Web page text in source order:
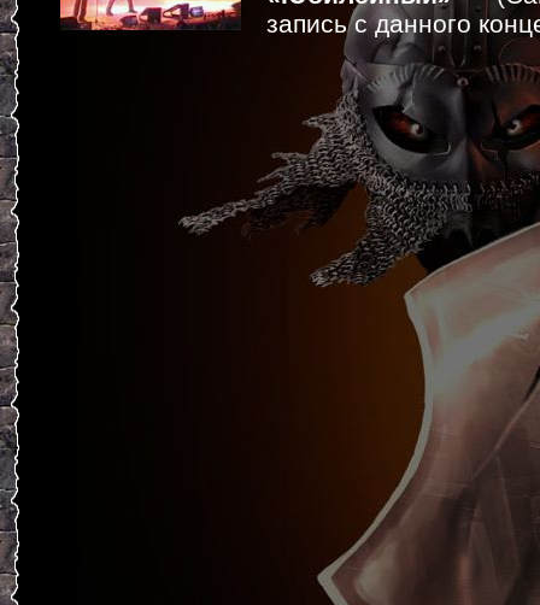
запись с данного